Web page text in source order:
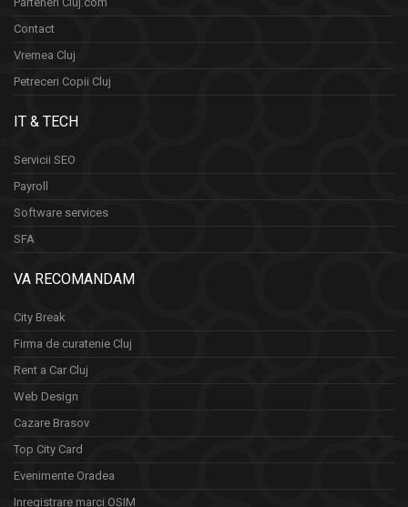
Contact
Vremea Cluj
Petreceri Copii Cluj
IT & TECH
Servicii SEO
Payroll
Software services
SFA
VA RECOMANDAM
City Break
Firma de curatenie Cluj
Rent a Car Cluj
Web Design
Cazare Brasov
Top City Card
Evenimente Oradea
Inregistrare marci OSIM